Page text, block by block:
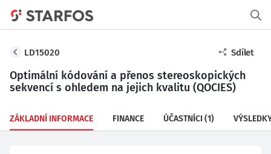
LD15020 Sdílet
Optimální kódování a přenos stereoskopických
sekvencí s ohledem na jejich kvalitu (QOCIES)
ZÁKLADNÍ INFORMACE FINANCE ÚČASTNÍCI (1)